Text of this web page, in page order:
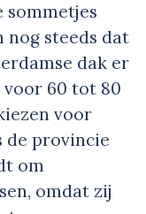
sommetjes
nog steeds dat
dak er
voor 60 tot 80
voor
de provincie
om
omdat zij